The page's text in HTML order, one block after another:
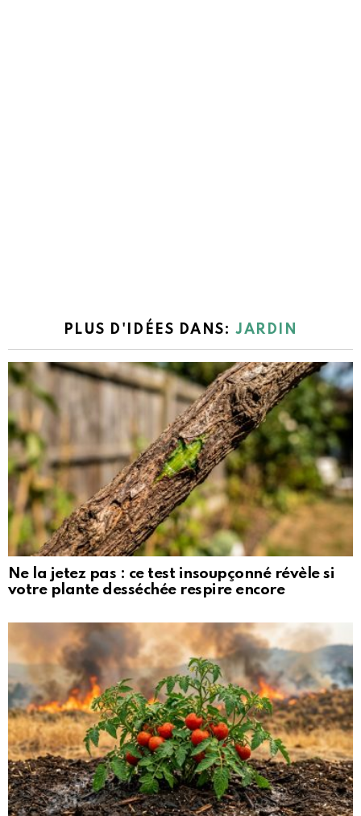
PLUS D'IDÉES DANS:JARDIN
Ne la jetez pas : ce test insoupçonné révèle si
votre plante desséchée respire encore